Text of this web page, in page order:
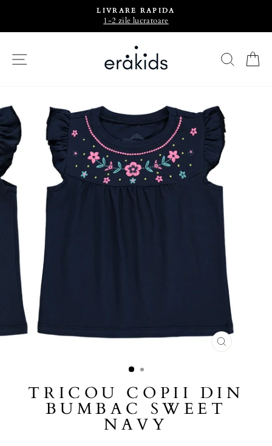
LIVRARE RAPIDA
1-2 zile lucratoare
TRICOU COPII DIN
BUMBAC SWEET
NAVY